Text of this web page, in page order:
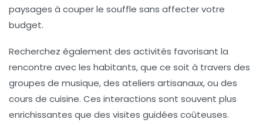
paysages à couper le souffle sans affecter votre
budget.
Recherchez également des activités favorisant la
rencontre avec les habitants, que ce soit à travers des
groupes de musique, des ateliers artisanaux, ou des
cours de cuisine. Ces interactions sont souvent plus
enrichissantes que des visites guidées coûteuses.